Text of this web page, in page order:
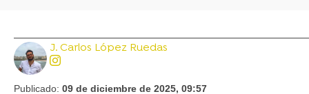
J. Carlos López Ruedas
Publicado: 09 de diciembre de 2025, 09:57